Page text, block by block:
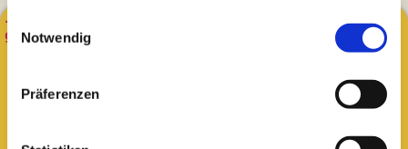
die sie im Rahmen deiner Nutzung der Dienste
gesammelt haben. (so läuft es hier halt im Internet... aber
Mir hilft es am meisten, wenn du einverstanden bist und
Einwilligungsauswahl
Notwendig
Präferenzen
...und da ich immer wieder danach gefragt werde - Jetzt
ganz neu:
"Ukulele lernen für den